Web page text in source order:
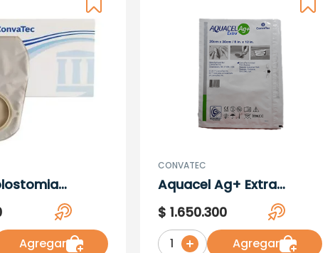
70Mm Rf
10 Ud Ct
Agregar
CONVATEC
Aquacel Ag+ Extra
20Cmx30Cm X 5
Unidades Ct
$ 1.650.300
1 Agregar